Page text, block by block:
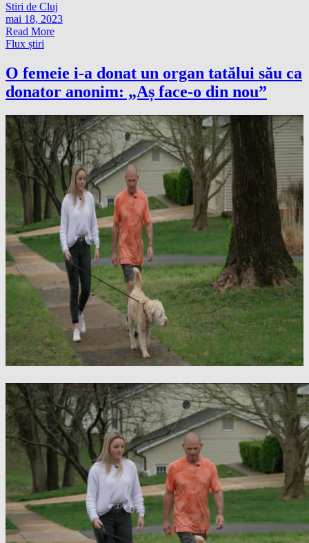
Stiri de Cluj
mai 18, 2023
Read More
Flux știri
O femeie i-a donat un organ tatălui său ca
donator anonim: „Aș face-o din nou”